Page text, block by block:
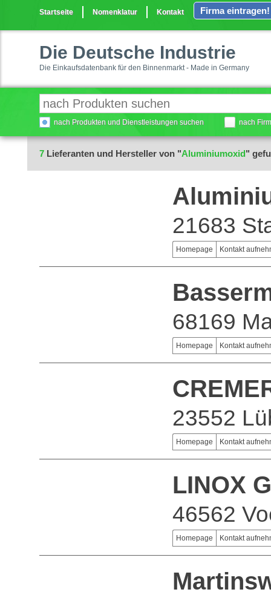
Startseite Nomenklatur Kontakt Firma eintragen!
Die Deutsche Industrie
Die Einkaufsdatenbank für den Binnenmarkt - Made in Germany
nach Produkten und Dienstleistungen suchen nach
7 Lieferanten und Hersteller von "Aluminiumoxid"
21683
Homepage Kontakt
68169
Homepage Kontakt
23552
Homepage Kontakt
LINOX
46562
Homepage Kontakt